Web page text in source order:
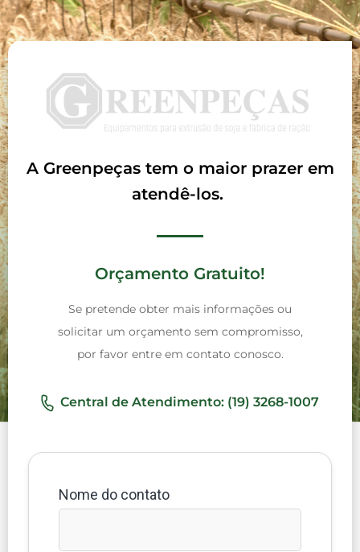
A Greenpeças tem o maior prazer em
atendê-los.
Orçamento Gratuito!
Se pretende obter mais informações ou
solicitar um orçamento sem compromisso,
por favor entre em contato conosco.
Central de Atendimento: (19) 3268-1007